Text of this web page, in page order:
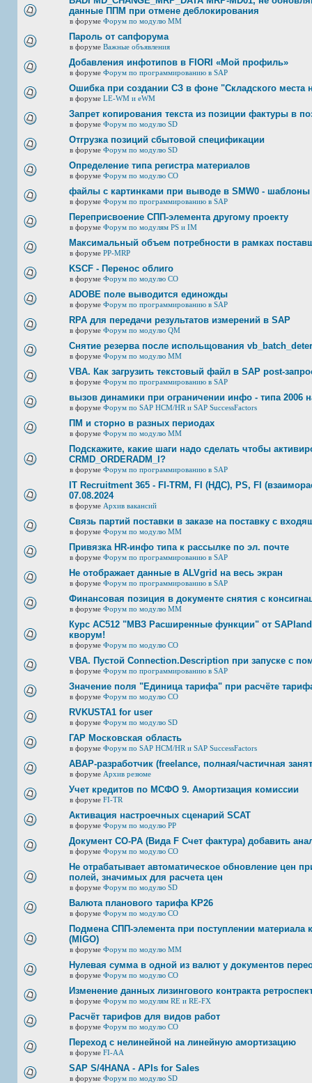
данные ППМ при отмене деблокирования
в форуме Форум по модулю ММ
Пароль от сапфорума
в форуме Важные объявления
Добавления инфотипов в FIORI «Мой профиль»
в форуме Форум по программированию в SAP
Ошибка при создании СЗ в фоне "Складского места
в форуме LE-WM и eWM
Запрет копирования текста из позиции фактуры в
в форуме Форум по модулю SD
Отгрузка позиций сбытовой спецификации
в форуме Форум по модулю SD
Определение типа регистра материалов
в форуме Форум по модулю СО
файлы с картинками при выводе в SMW0 - шаблоны
в форуме Форум по программированию в SAP
Переприсвоение СПП-элемента другому проекту
в форуме Форум по модулям PS и IM
Максимальный объем потребности в рамках
в форуме PP-MRP
KSCF - Перенос облиго
в форуме Форум по модулю СО
ADOBE поле выводится единожды
в форуме Форум по программированию в SAP
RPA для передачи результатов измерений в SAP
в форуме Форум по модулю QM
Снятие резерва после испольщования
в форуме Форум по модулю ММ
VBA. Как загрузить текстовый файл в SAP post-
в форуме Форум по программированию в SAP
вызов динамики при ограничении инфо - типа 2006
в форуме Форум по SAP HCM/HR и SAP SuccessFactors
ПМ и сторно в разных периодах
в форуме Форум по модулю ММ
Подскажите, какие шаги надо сделать чтобы
CRMD_ORDERADM_I?
в форуме Форум по программированию в SAP
IT Recruitment 365 - FI-TRM, FI (НДС), PS, FI
07.08.2024
в форуме Архив вакансий
Связь партий поставки в заказе на поставку с
в форуме Форум по модулю ММ
Привязка HR-инфо типа к рассылке по эл. почте
в форуме Форум по программированию в SAP
Не отображает данные в ALVgrid на весь экран
в форуме Форум по программированию в SAP
Финансовая позиция в документе снятия с
в форуме Форум по модулю ММ
Курс AC512 "МВЗ Расширенные функции" от
кворум!
в форуме Форум по модулю СО
VBA. Пустой Connection.Description при запуске с
в форуме Форум по программированию в SAP
Значение поля "Единица тарифа" при расчёте
в форуме Форум по модулю СО
RVKUSTA1 for user
в форуме Форум по модулю SD
ГАР Московская область
в форуме Форум по SAP HCM/HR и SAP SuccessFactors
ABAP-разработчик (freelance, полная/частичная
в форуме Архив резюме
Учет кредитов по МСФО 9. Амортизация комиссии
в форуме FI-TR
Активация настроечных сценарий SCAT
в форуме Форум по модулю РР
Документ CO-PA (Вида F Счет фактура) добавить
в форуме Форум по модулю СО
Не отрабатывает автоматическое обновление цен
полей, значимых для расчета цен
в форуме Форум по модулю SD
Валюта планового тарифа KP26
в форуме Форум по модулю СО
Подмена СПП-элемента при поступлении материала к
(MIGO)
в форуме Форум по модулю ММ
Нулевая сумма в одной из валют у документов
в форуме Форум по модулю СО
Изменение данных лизингового контракта
в форуме Форум по модулям RE и RE-FX
Расчёт тарифов для видов работ
в форуме Форум по модулю СО
Переход с нелинейной на линейную амортизацию
в форуме FI-AA
SAP S/4HANA - APIs for Sales
в форуме Форум по модулю SD